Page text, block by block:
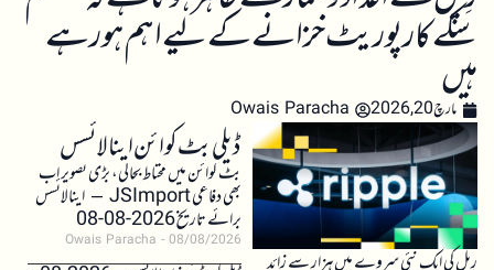
سکے کارپوریٹ خزانے کے لیے اہم ہو رہے
ہیں
مارچ 20, 2026 Owais Paracha
ڈیلی بٹ کوائن اینالائسس
بٹ کوائن میں محتاط بحالی، بڑی تصویر اب
بھی دفاعی JSImport – اینالائسس
برائے تاریخ 2026-08-08
Owais Paracha 08/08/2026